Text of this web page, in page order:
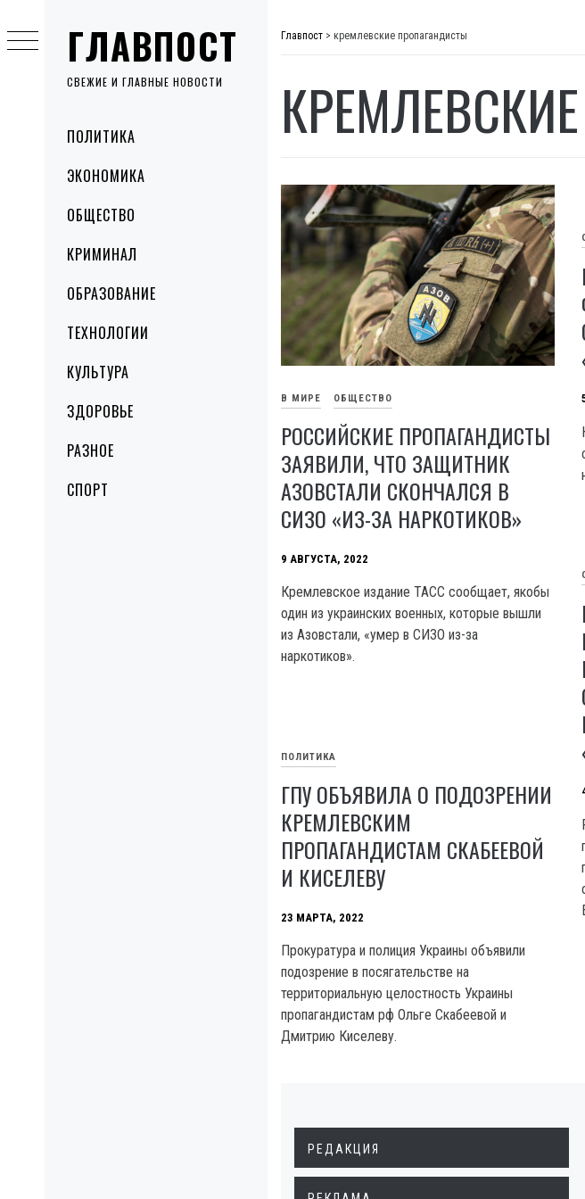
ГЛАВПОСТ
СВЕЖИЕ И ГЛАВНЫЕ НОВОСТИ
MenuПОЛИТИКА
ЭКОНОМИКА
ОБЩЕСТВО
КРИМИНАЛ
ОБРАЗОВАНИЕ
ТЕХНОЛОГИИ
КУЛЬТУРА
ЗДОРОВЬЕ
РАЗНОЕ
СПОРТ
to
content
Главпост > кремлевские пропагандисты
В МИРЕ ОБЩЕСТВО
РОССИЙСКИЕ ПРОПАГАНДИСТЫ
ЗАЯВИЛИ, ЧТО ЗАЩИТНИК
АЗОВСТАЛИ СКОНЧАЛСЯ В
СИЗО «ИЗ-ЗА НАРКОТИКОВ»
9 АВГУСТА, 2022
Кремлевское издание ТАСС сообщает, якобы
один из украинских военных, которые вышли
из Азовстали, «умер в СИЗО из-за
наркотиков».
ПОЛИТИКА
ГПУ ОБЪЯВИЛА О ПОДОЗРЕНИИ
КРЕМЛЕВСКИМ
ПРОПАГАНДИСТАМ СКАБЕЕВОЙ
И КИСЕЛЕВУ
23 МАРТА, 2022
Прокуратура и полиция Украины объявили
подозрение в посягательстве на
территориальную целостность Украины
пропагандистам рф Ольге Скабеевой и
Дмитрию Киселеву.
РЕДАКЦИЯ